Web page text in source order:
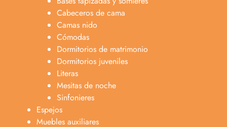
Cabeceros de cama
Camas nido
Cómodas
Dormitorios de matrimonio
Dormitorios juveniles
Literas
Mesitas de noche
Sinfonieres
Espejos
Muebles auxiliares